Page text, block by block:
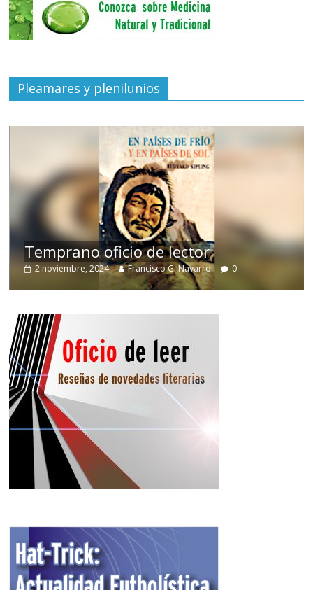
Pleamares y plenilunios
Temprano oficio de lector
2 noviembre, 2024 Francisco G. Navarro 0